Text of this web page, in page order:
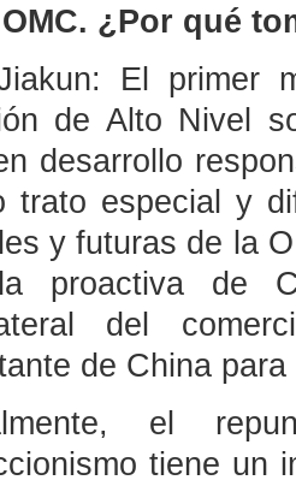
¿Por qué
El primer
de Alto Nivel
desarrollo
trato especial y
y futuras de la
proactiva de
del
de China
el
tiene un